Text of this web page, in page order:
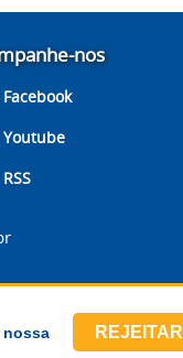
nossa
REJEITAR
nos
Facebook
Youtube
RSS